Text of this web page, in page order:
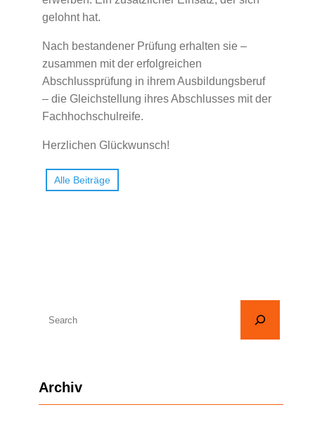
gelohnt hat.
Nach bestandener Prüfung erhalten sie –
zusammen mit der erfolgreichen
Abschlussprüfung in ihrem Ausbildungsberuf
– die Gleichstellung ihres Abschlusses mit der
Fachhochschulreife.
Herzlichen Glückwunsch!
Alle Beiträge
eArchiv